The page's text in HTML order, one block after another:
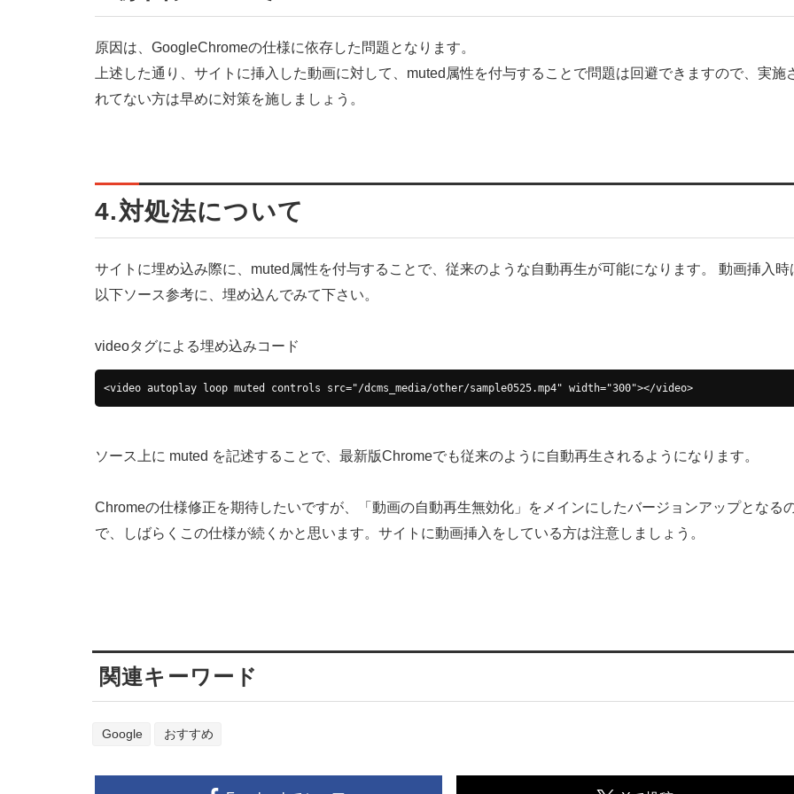
原因は、GoogleChromeの仕様に依存した問題となります。
上述した通り、サイトに挿入した動画に対して、muted属性を付与することで問題は回避できますので、実施
れてない方は早めに対策を施しましょう。
4.対処法について
サイトに埋め込み際に、muted属性を付与することで、従来のような自動再生が可能になります。 動画挿入時
以下ソース参考に、埋め込んでみて下さい。
videoタグによる埋め込みコード
<video autoplay loop muted controls src="/dcms_media/other/sample0525.mp4" width="300"></video>
ソース上に muted を記述することで、最新版Chromeでも従来のように自動再生されるようになります。
Chromeの仕様修正を期待したいですが、「動画の自動再生無効化」をメインにしたバージョンアップとなる
で、しばらくこの仕様が続くかと思います。サイトに動画挿入をしている方は注意しましょう。
関連キーワード
Google おすすめ